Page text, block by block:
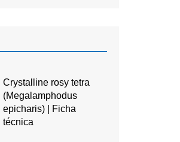
Crystalline rosy tetra
(Megalamphodus
epicharis) | Ficha
técnica